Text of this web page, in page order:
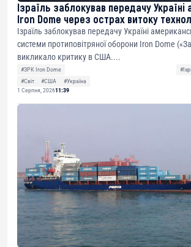
Ізраїль заблокував передачу
Iron Dome через острах витоку
Ізраїль заблокував передачу Україні
системи протиповітряної оборони Iron Dome
викликало критику в США....
#ЗРК Iron Dome
#Світ
#США
#Україна
1 Серпня, 202611:39